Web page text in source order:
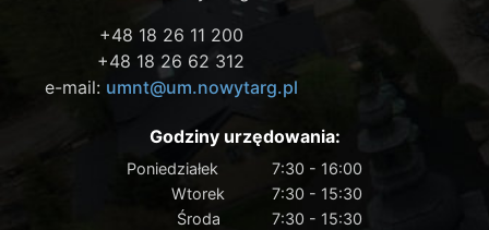
+48 18 26 11 200
+48 18 26 62 312
e-mail: umnt@um.nowytarg.pl
Godziny urzędowania:
Poniedziałek
7:30 - 16:00
Wtorek
7:30 - 15:30
Środa
7:30 - 15:30